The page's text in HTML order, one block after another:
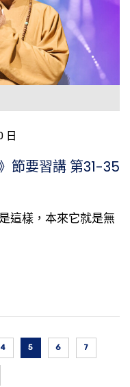
日
節要習講 第31-35
這樣，本來它就是無
4 5 6 7